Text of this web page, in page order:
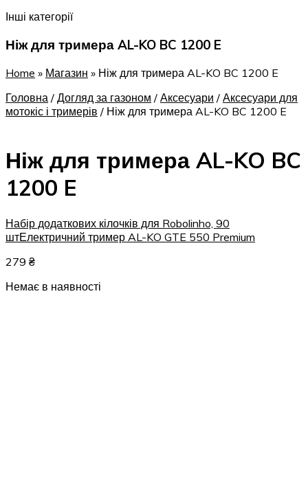
Інші категорії
Ніж для тримера AL-KO BC 1200 E
Home » Магазин » Ніж для тримера AL-KO BC 1200 E
Головна / Догляд за газоном / Аксесуари / Аксесуари для
мотокіс і тримерів / Ніж для тримера AL-KO BC 1200 E
Ніж для тримера AL-KO BC
1200 E
Набір додаткових кілочків для Robolinho, 90
штЕлектричний тример AL-KO GTE 550 Premium
279 ₴
Немає в наявності